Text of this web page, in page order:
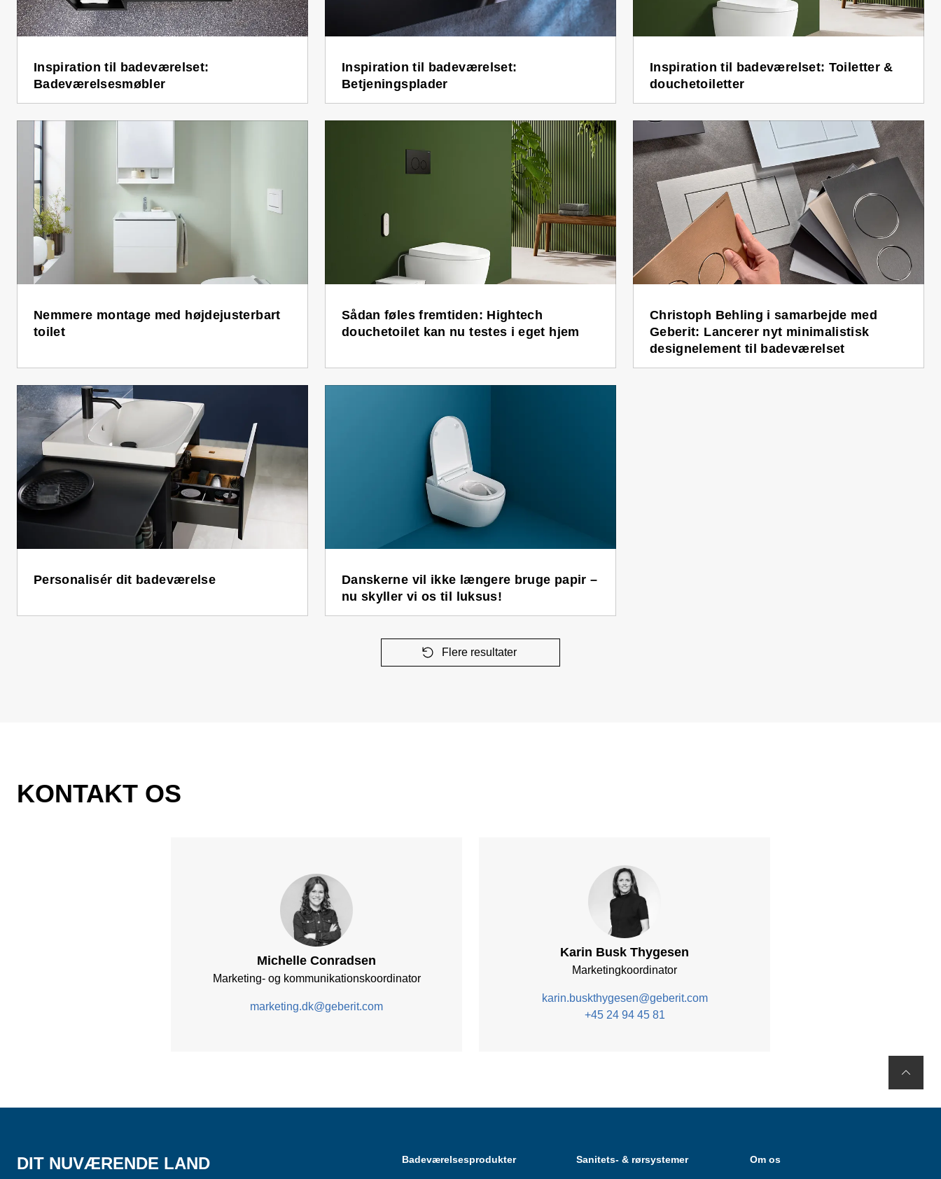
Inspiration til badeværelset:
Badeværelsesmøbler
Inspiration til badeværelset:
Betjeningsplader
Inspiration til badeværelset: Toiletter &
douchetoiletter
Nemmere montage med højdejusterbart
toilet
Sådan føles fremtiden: Hightech
douchetoilet kan nu testes i eget hjem
Christoph Behling i samarbejde med
Geberit: Lancerer nyt minimalistisk
designelement til badeværelset
Personalisér dit badeværelse
Danskerne vil ikke længere bruge papir –
nu skyller vi os til luksus!
Flere resultater
KONTAKT OS
Michelle Conradsen
Marketing- og kommunikationskoordinator
marketing.dk@geberit.com
Karin Busk Thygesen
Marketingkoordinator
karin.buskthygesen@geberit.com
+45 24 94 45 81
DIT NUVÆRENDE LAND
Badeværelsesprodukter Sanitets- & rørsystemer Om os